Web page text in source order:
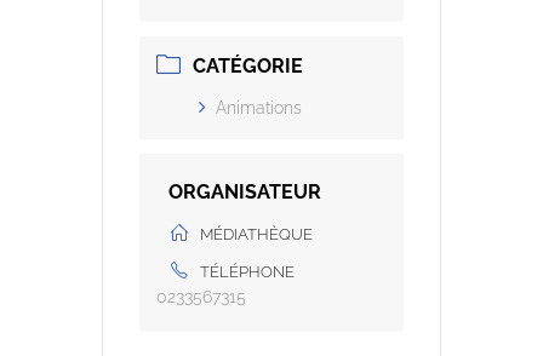
CATÉGORIE
Animations
ORGANISATEUR
MÉDIATHÈQUE
TÉLÉPHONE
0233567315